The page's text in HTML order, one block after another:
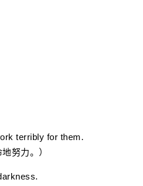
terribly for them.
努力。）